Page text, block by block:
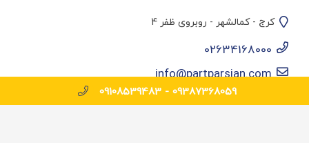
09387368059 -
09108539483
کرج - کمالشهر - روبروی ظفر 4
02634168000
info@partparsian.com